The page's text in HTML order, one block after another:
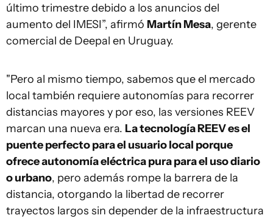
último trimestre debido a los anuncios del
aumento del IMESI”, afirmó Martín Mesa, gerente
comercial de Deepal en Uruguay.
"Pero al mismo tiempo, sabemos que el mercado
local también requiere autonomías para recorrer
distancias mayores y por eso, las versiones REEV
marcan una nueva era. La tecnología REEV es el
puente perfecto para el usuario local porque
ofrece autonomía eléctrica pura para el uso diario
o urbano, pero además rompe la barrera de la
distancia, otorgando la libertad de recorrer
trayectos largos sin depender de la infraestructura